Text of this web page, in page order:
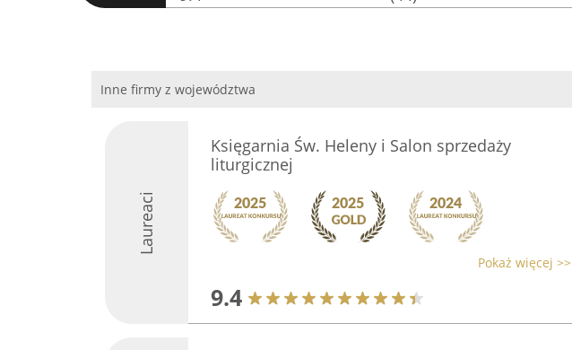
Inne firmy z województwa
Laureaci
Księgarnia Św. Heleny i Salon sprzedaży
liturgicznej
Pokaż więcej >>
9.4